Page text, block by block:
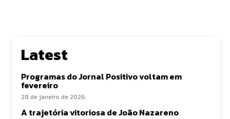
Latest
Programas do Jornal Positivo voltam em
fevereiro
28 de janeiro de 2026
A trajetória vitoriosa de João Nazareno